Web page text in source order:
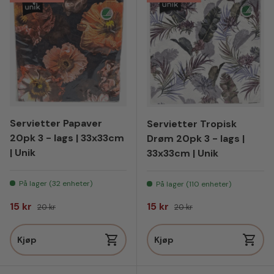
Servietter Papaver
20pk 3 - lags | 33x33cm
| Unik
På lager (32 enheter)
Salgspris
15 kr Vanlig pris
20 kr
Kjøp
Servietter Tropisk
Drøm 20pk 3 - lags |
33x33cm | Unik
På lager (110 enheter)
Salgspris
15 kr Vanlig pris
20 kr
Kjøp